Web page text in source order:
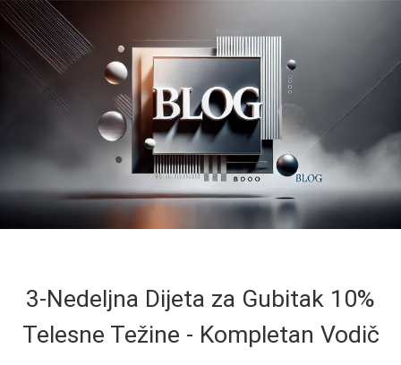
3-Nedeljna Dijeta za Gubitak 10%
Telesne Težine - Kompletan Vodič